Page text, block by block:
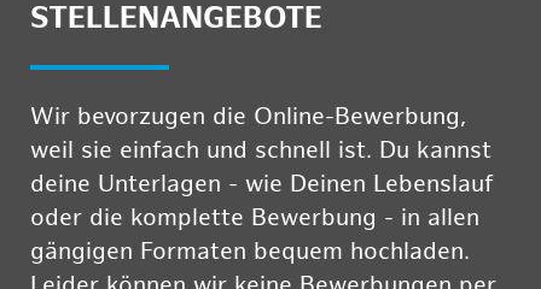
STELLENANGEBOTE
Wir bevorzugen die Online-Bewerbung,
weil sie einfach und schnell ist. Du kannst
deine Unterlagen - wie Deinen Lebenslauf
oder die komplette Bewerbung - in allen
gängigen Formaten bequem hochladen.